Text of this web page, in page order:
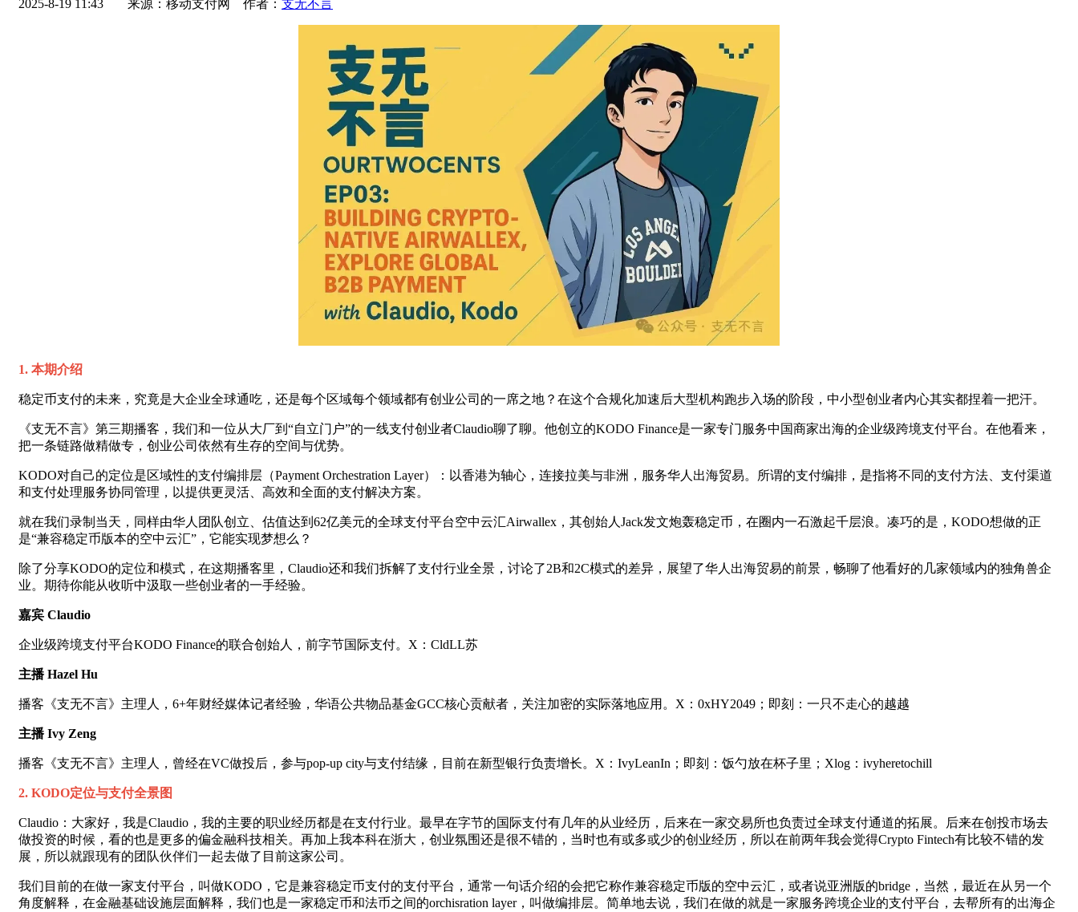
2025-8-19 11:43 来源：移动支付网 作者： 支无不言
1. 本期介绍
稳定币支付的未来，究竟是大企业全球通吃，还是每个区域每个领域都有创业公司的一席之地？在这个合规化加速后大型机构跑步入场的阶段，中小型创业者内心其实都捏着一把汗。
《支无不言》第三期播客，我们和一位从大厂到“自立门户”的一线支付创业者Claudio聊了聊。他创立的KODO Finance是一家专门服务中国商家出海的企业级跨境支付平台。在他看来，
把一条链路做精做专，创业公司依然有生存的空间与优势。
KODO对自己的定位是区域性的支付编排层（Payment Orchestration Layer）：以香港为轴心，连接拉美与非洲，服务华人出海贸易。所谓的支付编排，是指将不同的支付方法、支付渠道
和支付处理服务协同管理，以提供更灵活、高效和全面的支付解决方案。
就在我们录制当天，同样由华人团队创立、估值达到62亿美元的全球支付平台空中云汇Airwallex，其创始人Jack发文炮轰稳定币，在圈内一石激起千层浪。凑巧的是，KODO想做的正
是“兼容稳定币版本的空中云汇”，它能实现梦想么？
除了分享KODO的定位和模式，在这期播客里，Claudio还和我们拆解了支付行业全景，讨论了2B和2C模式的差异，展望了华人出海贸易的前景，畅聊了他看好的几家领域内的独角兽企
业。期待你能从收听中汲取一些创业者的一手经验。
嘉宾 Claudio
企业级跨境支付平台KODO Finance的联合创始人，前字节国际支付。X：CldLL苏
主播 Hazel Hu
播客《支无不言》主理人，6+年财经媒体记者经验，华语公共物品基金GCC核心贡献者，关注加密的实际落地应用。X：0xHY2049；即刻：一只不走心的越越
主播 Ivy Zeng
播客《支无不言》主理人，曾经在VC做投后，参与pop-up city与支付结缘，目前在新型银行负责增长。X：IvyLeanIn；即刻：饭勺放在杯子里；Xlog：ivyheretochill
2. KODO定位与支付全景图
Claudio：大家好，我是Claudio，我的主要的职业经历都是在支付行业。最早在字节的国际支付有几年的从业经历，后来在一家交易所也负责过全球支付通道的拓展。后来在创投市场去
做投资的时候，看的也是更多的偏金融科技相关。再加上我本科在浙大，创业氛围还是很不错的，当时也有或多或少的创业经历，所以在前两年我会觉得Crypto Fintech有比较不错的发
展，所以就跟现有的团队伙伴们一起去做了目前这家公司。
我们目前的在做一家支付平台，叫做KODO，它是兼容稳定币支付的支付平台，通常一句话介绍的会把它称作兼容稳定币版的空中云汇，或者说亚洲版的bridge，当然，最近在从另一个
角度解释，在金融基础设施层面解释，我们也是一家稳定币和法币之间的orchisration layer，叫做编排层。简单地去说，我们在做的就是一家服务跨境企业的支付平台，去帮所有的出海企